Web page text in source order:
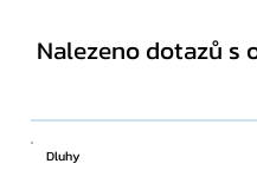
Nalezeno dotazů s
Dluhy